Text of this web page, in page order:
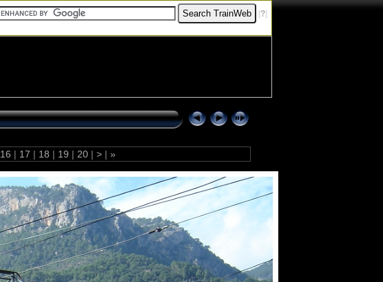
[?]
16 | 17 | 18 | 19 | 20 | > | »